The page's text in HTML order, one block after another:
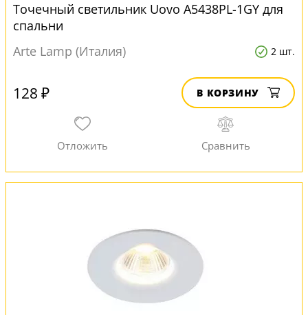
Точечный светильник Uovo A5438PL-1GY для
спальни
Arte Lamp (Италия)
2 шт.
128 ₽ В КОРЗИНУ